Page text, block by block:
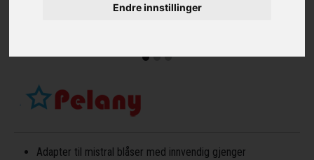
Endre innstillinger
Adapter til mistral blåser med innvendig gjenger